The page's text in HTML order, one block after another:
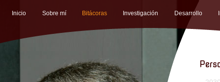
Inicio Sobre mí Bitácoras Investigación Desarrollo